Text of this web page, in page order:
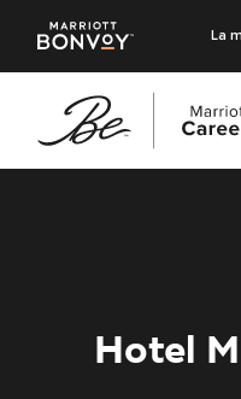
La
Hotel